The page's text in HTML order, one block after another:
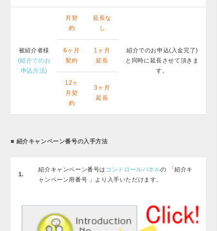
被紹介者様
(紹介でのお
申込方法)
月契
約
延長な
し
紹介でのお申込(入金完了)
と同時に延長させて頂きま
す。
6ヶ月
契約
1ヶ月
延長
12ヶ
月契
約
3ヶ月
延長
■ 紹介キャンペーン番号の入手方法
1.
紹介キャンペーン番号は コントロールパネルの 「紹介キ
ャンペーン用番号 」より入手いただけます。